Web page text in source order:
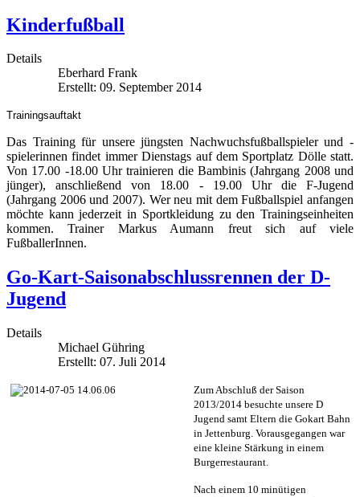
Kinderfußball
Details
Eberhard Frank
Erstellt: 09. September 2014
Trainingsauftakt
Das Training für unsere jüngsten Nachwuchsfußballspieler und -
spielerinnen findet immer Dienstags auf dem Sportplatz Dölle statt.
Von 17.00 -18.00 Uhr trainieren die Bambinis (Jahrgang 2008 und
jünger), anschließend von 18.00 - 19.00 Uhr die F-Jugend
(Jahrgang 2006 und 2007). Wer neu mit dem Fußballspiel anfangen
möchte kann jederzeit in Sportkleidung zu den Trainingseinheiten
kommen. Trainer Markus Aumann freut sich auf viele
FußballerInnen.
Go-Kart-Saisonabschlussrennen der D-
Jugend
Details
Michael Gühring
Erstellt: 07. Juli 2014
Zum Abschluß der Saison
2013/2014 besuchte unsere D
Jugend samt Eltern die Gokart Bahn
in Jettenburg. Vorausgegangen war
eine kleine Stärkung in einem
Burgerrestaurant.
Nach einem 10 minütigen